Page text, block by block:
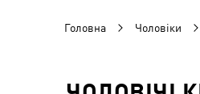
Головна Чоловіки